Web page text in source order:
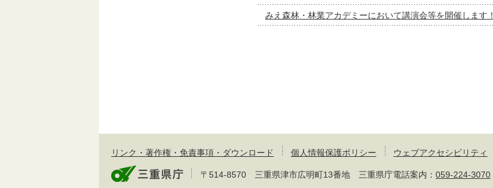
みえ森林・林業アカデミーにおいて講演会等を開催します！
リンク・著作権・免責事項・ダウンロード 個人情報保護ポリシー ウェブアクセシビリティ
〒514-8570 三重県津市広明町13番地 三重県庁電話案内： 059-224-3070